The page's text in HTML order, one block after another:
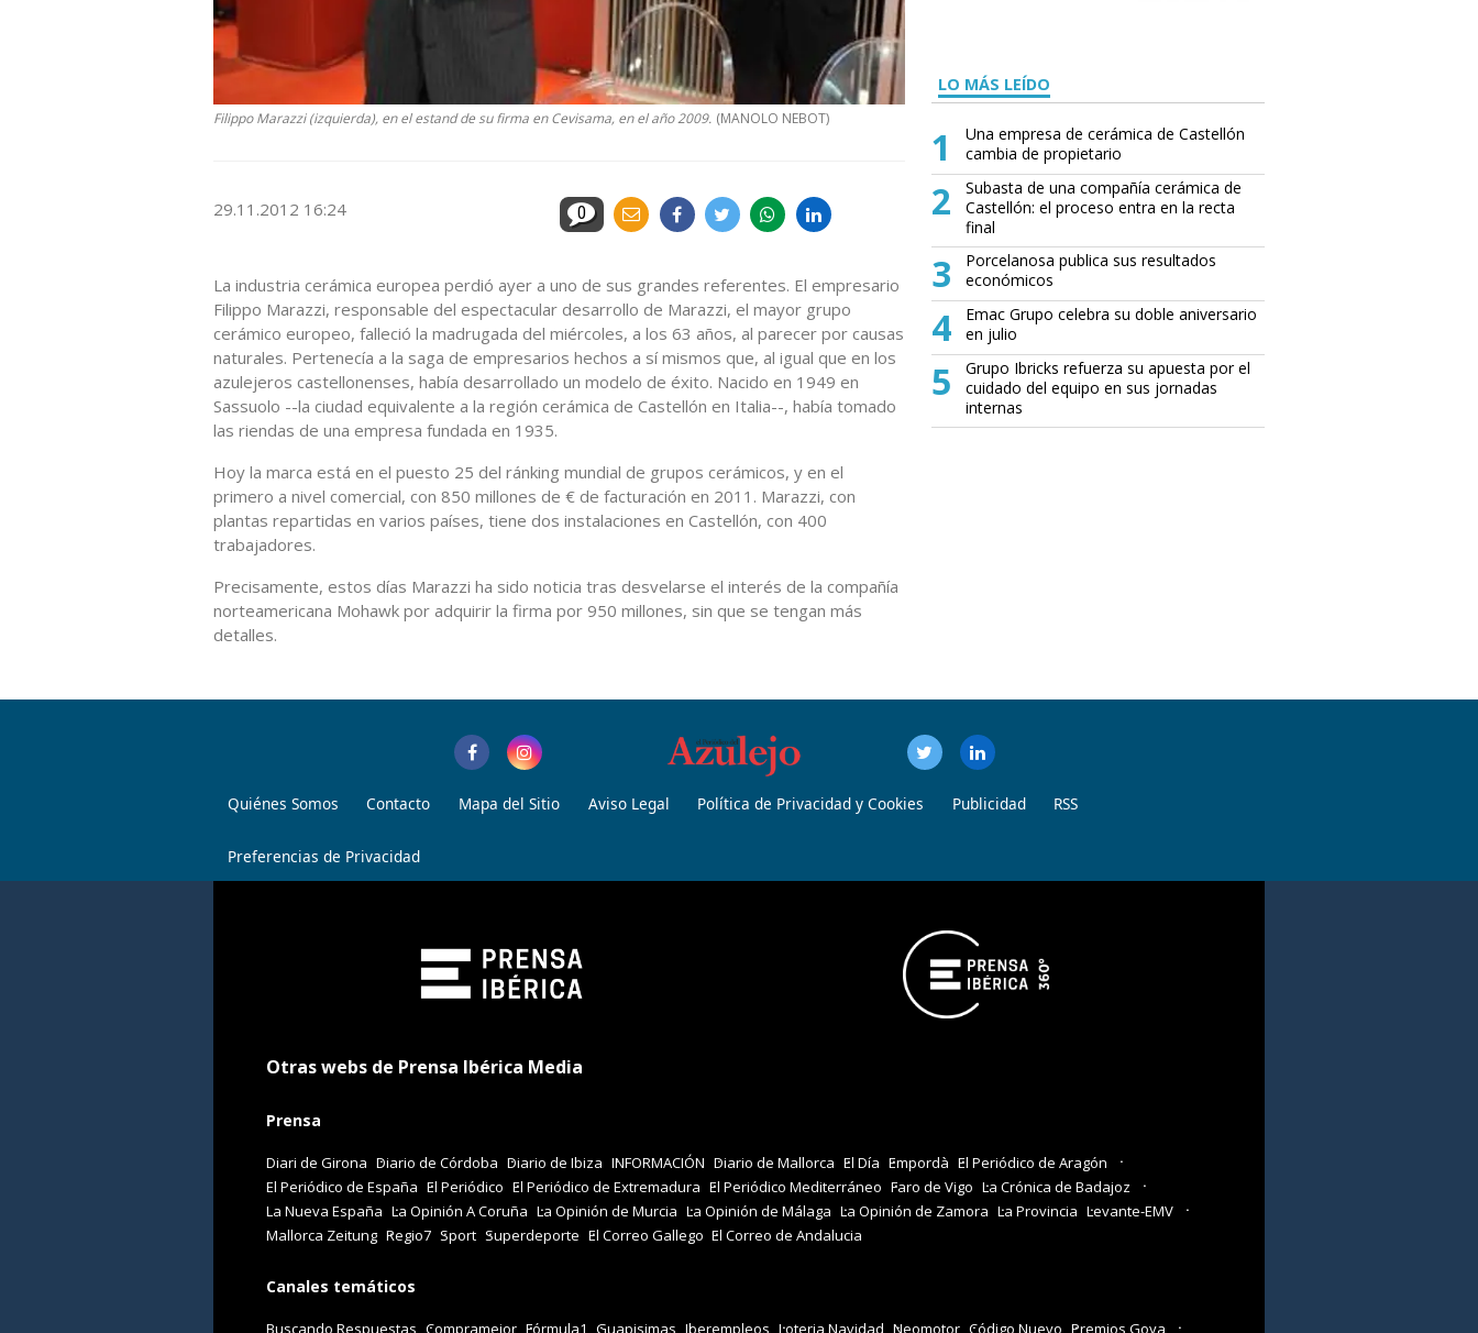
Filippo Marazzi (izquierda), en el estand de su firma en Cevisama, en el año 2009. (MANOLO NEBOT)
29.11.2012 16:24 0
La industria cerámica europea perdió ayer a uno de sus grandes referentes. El empresario
Filippo Marazzi, responsable del espectacular desarrollo de Marazzi, el mayor grupo
cerámico europeo, falleció la madrugada del miércoles, a los 63 años, al parecer por causas
naturales. Pertenecía a la saga de empresarios hechos a sí mismos que, al igual que en los
azulejeros castellonenses, había desarrollado un modelo de éxito. Nacido en 1949 en
Sassuolo --la ciudad equivalente a la región cerámica de Castellón en Italia--, había tomado
las riendas de una empresa fundada en 1935.
Hoy la marca está en el puesto 25 del ránking mundial de grupos cerámicos, y en el
primero a nivel comercial, con 850 millones de € de facturación en 2011. Marazzi, con
plantas repartidas en varios países, tiene dos instalaciones en Castellón, con 400
trabajadores.
Precisamente, estos días Marazzi ha sido noticia tras desvelarse el interés de la compañía
norteamericana Mohawk por adquirir la firma por 950 millones, sin que se tengan más
detalles.
LO MÁS LEÍDO
1
Una empresa de cerámica de Castellón
cambia de propietario
2
Subasta de una compañía cerámica de
Castellón: el proceso entra en la recta
final
3
Porcelanosa publica sus resultados
económicos
4
Emac Grupo celebra su doble aniversario
en julio
5
Grupo Ibricks refuerza su apuesta por el
cuidado del equipo en sus jornadas
internas
Quiénes Somos Contacto Mapa del Sitio Aviso Legal Política de Privacidad y Cookies Publicidad RSS
Preferencias de Privacidad
Otras webs de Prensa Ibérica Media
Prensa
Diari de Girona Diario de Córdoba Diario de Ibiza INFORMACIÓN Diario de Mallorca El Día Empordà El Periódico de Aragón
El Periódico de España El Periódico El Periódico de Extremadura El Periódico Mediterráneo Faro de Vigo La Crónica de Badajoz
La Nueva España La Opinión A Coruña La Opinión de Murcia La Opinión de Málaga La Opinión de Zamora La Provincia Levante-EMV
Mallorca Zeitung Regio7 Sport Superdeporte El Correo Gallego El Correo de Andalucia
Canales temáticos
Buscando Respuestas Compramejor Fórmula1 Guapisimas Iberempleos Loteria Navidad Neomotor Código Nuevo Premios Goya